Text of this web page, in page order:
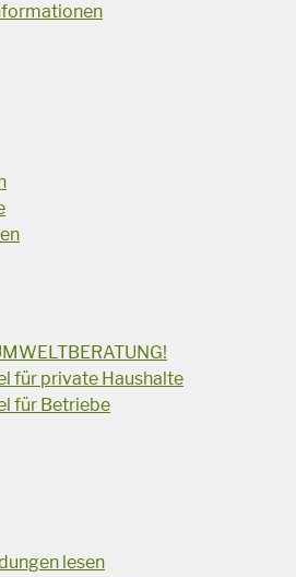
für private Haushalte
für Betriebe
lesen